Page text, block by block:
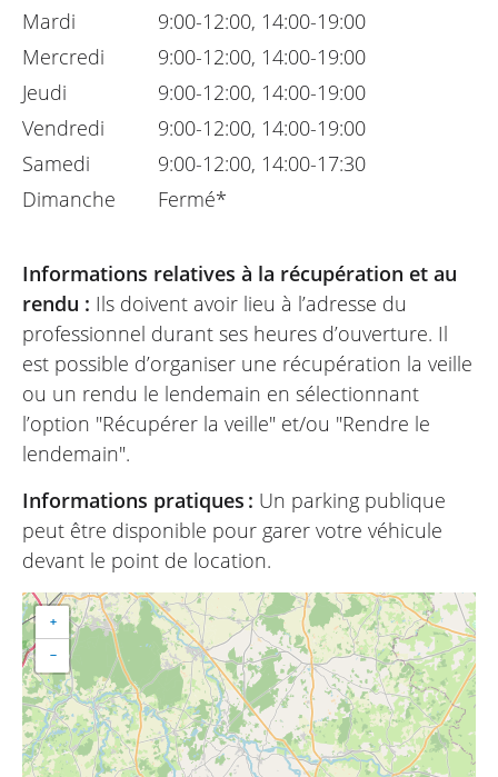
Mardi
Mercredi
Jeudi
Vendredi
Samedi
Dimanche
9:00-12:00, 14:00-19:00
9:00-12:00, 14:00-19:00
9:00-12:00, 14:00-19:00
9:00-12:00, 14:00-19:00
9:00-12:00, 14:00-17:30
Fermé*
Informations relatives à la récupération et au
rendu : Ils doivent avoir lieu à l’adresse du
professionnel durant ses heures d’ouverture. Il
est possible d’organiser une récupération la veille
ou un rendu le lendemain en sélectionnant
l’option "Récupérer la veille" et/ou "Rendre le
lendemain".
Informations pratiques : Un parking publique
peut être disponible pour garer votre véhicule
devant le point de location.
+
−